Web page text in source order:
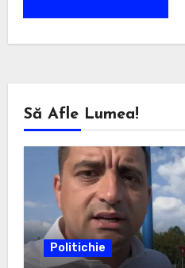
Să Afle Lumea!
Politichie